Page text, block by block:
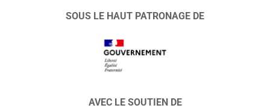
SOUS LE HAUT PATRONAGE DE
AVEC LE SOUTIEN DE